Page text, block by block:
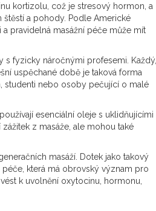
kortizolu, což je stresový hormon, a
a pohody. Podle Americké
pravidelná masážní péče může mít
fyzicky náročnými profesemi. Každý,
uspěchané době je taková forma
studenti nebo osoby pečující o malé
esenciální oleje s uklidňujícími
z masáže, ale mohou také
masáží. Dotek jako takový
která má obrovský význam pro
k uvolnění oxytocinu, hormonu,